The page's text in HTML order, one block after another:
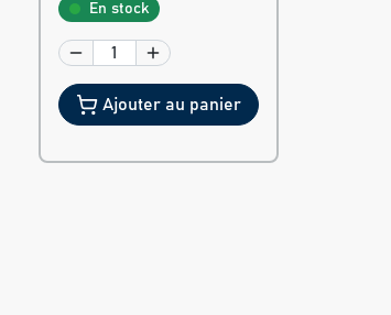
En stock
Ajouter au panier